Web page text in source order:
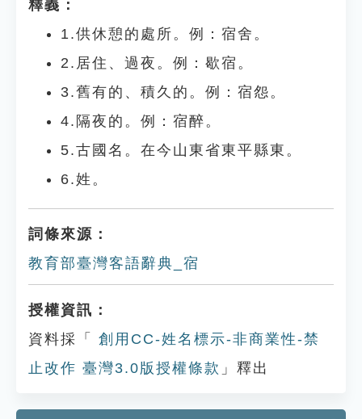
釋義：
1.供休憩的處所。例：宿舍。
2.居住、過夜。例：歇宿。
3.舊有的、積久的。例：宿怨。
4.隔夜的。例：宿醉。
5.古國名。在今山東省東平縣東。
6.姓。
詞條來源：
教育部臺灣客語辭典_宿
授權資訊：
資料採「
創用CC-姓名標示-非商業性-禁
止改作 臺灣3.0版授權條款 」釋出